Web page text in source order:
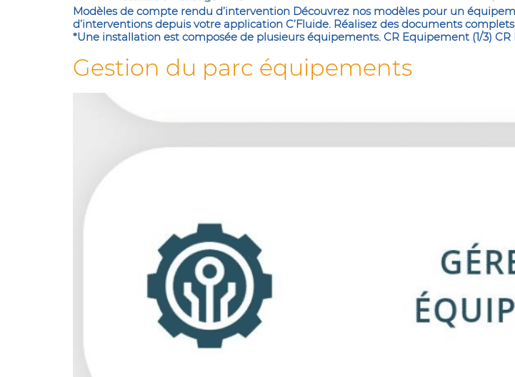
Modèles de compte rendu d’intervention Découvrez nos modèles pour un
d’interventions depuis votre application C’Fluide. Réalisez des documents
*Une installation est composée de plusieurs équipements. CR Equipement (1/3)
Gestion du parc équipements